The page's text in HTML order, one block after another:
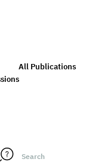
All Publications